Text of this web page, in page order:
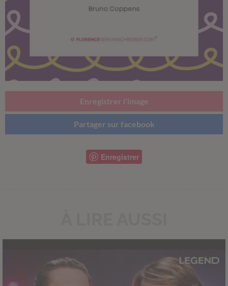
Enregistrer l'image
Partager sur facebook
Enregistrer